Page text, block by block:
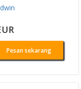
Pesan sekarang